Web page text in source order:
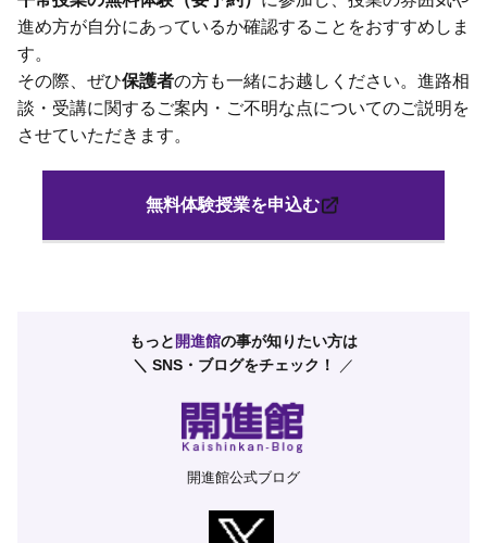
進め方が自分にあっているか確認することをおすすめしま
す。
その際、ぜひ保護者の方も一緒にお越しください。進路相
談・受講に関するご案内・ご不明な点についてのご説明を
させていただきます。
無料体験授業を申込む
もっと 開進館の事が知りたい方は
＼ SNS・ブログをチェック！
／
開進館公式ブログ